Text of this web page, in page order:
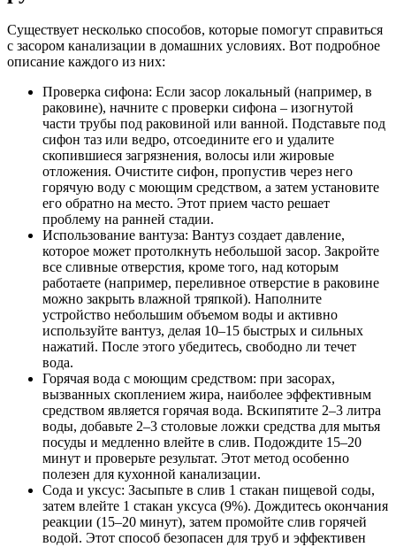
Существует несколько способов, которые помогут справиться
с засором канализации в домашних условиях. Вот подробное
описание каждого из них:
Проверка сифона: Если засор локальный (например, в
раковине), начните с проверки сифона – изогнутой
части трубы под раковиной или ванной. Подставьте под
сифон таз или ведро, отсоедините его и удалите
скопившиеся загрязнения, волосы или жировые
отложения. Очистите сифон, пропустив через него
горячую воду с моющим средством, а затем установите
его обратно на место. Этот прием часто решает
проблему на ранней стадии.
Использование вантуза: Вантуз создает давление,
которое может протолкнуть небольшой засор. Закройте
все сливные отверстия, кроме того, над которым
работаете (например, переливное отверстие в раковине
можно закрыть влажной тряпкой). Наполните
устройство небольшим объемом воды и активно
используйте вантуз, делая 10–15 быстрых и сильных
нажатий. После этого убедитесь, свободно ли течет
вода.
Горячая вода с моющим средством: при засорах,
вызванных скоплением жира, наиболее эффективным
средством является горячая вода. Вскипятите 2–3 литра
воды, добавьте 2–3 столовые ложки средства для мытья
посуды и медленно влейте в слив. Подождите 15–20
минут и проверьте результат. Этот метод особенно
полезен для кухонной канализации.
Сода и уксус: Засыпьте в слив 1 стакан пищевой соды,
затем влейте 1 стакан уксуса (9%). Дождитесь окончания
реакции (15–20 минут), затем промойте слив горячей
водой. Этот способ безопасен для труб и эффективен